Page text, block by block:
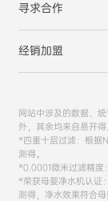
寻求合作
经销加盟
网站中涉及的数据、
外，其余均来自易开得
*四重十层过滤：根据
测得。
*0.0001微米过滤精度
*荣获母婴净水机认证
测得，净水效果符合母